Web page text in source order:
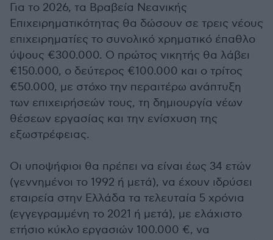
Για το 2026, τα Βραβεία Νεανικής
Επιχειρηματικότητας θα δώσουν σε τρεις νέους
επιχειρηματίες το συνολικό χρηματικό έπαθλο
ύψους €300.000. Ο πρώτος νικητής θα λάβει
€150.000, ο δεύτερος €100.000 και ο τρίτος
€50.000, με στόχο την περαιτέρω ανάπτυξη
των επιχειρήσεών τους, τη δημιουργία νέων
θέσεων εργασίας και την ενίσχυση της
εξωστρέφειας.
Οι υποψήφιοι θα πρέπει να είναι έως 34 ετών
(γεννημένοι το 1992 ή μετά), να έχουν ιδρύσει
εταιρεία στην Ελλάδα τα τελευταία 5 χρόνια
(εγγεγραμμένη το 2021 ή μετά), με ελάχιστο
ετήσιο κύκλο εργασιών 100.000 €, να